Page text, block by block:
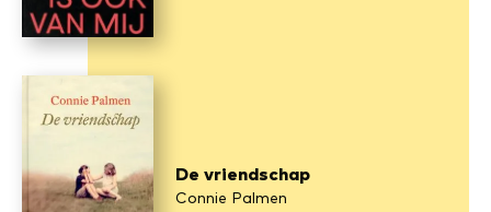
De vriendschap
Connie Palmen